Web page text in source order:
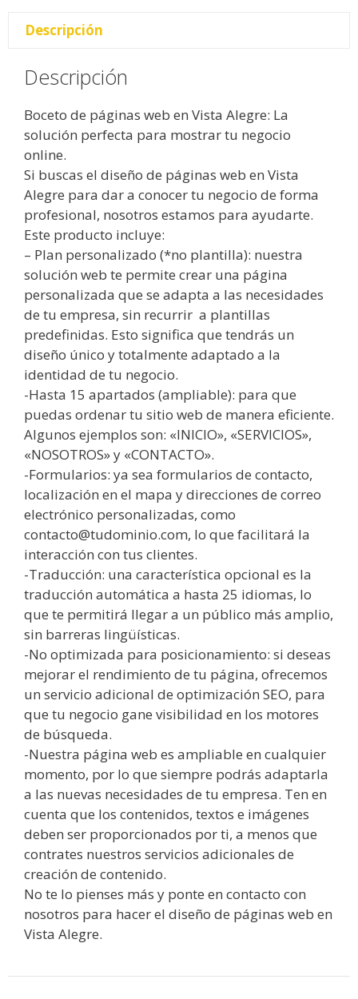
Descripción
Descripción
Boceto de páginas web en Vista Alegre: La
solución perfecta para mostrar tu negocio
online.
Si buscas el diseño de páginas web en Vista
Alegre para dar a conocer tu negocio de forma
profesional, nosotros estamos para ayudarte.
Este producto incluye:
– Plan personalizado (*no plantilla): nuestra
solución web te permite crear una página
personalizada que se adapta a las necesidades
de tu empresa, sin recurrir a plantillas
predefinidas. Esto significa que tendrás un
diseño único y totalmente adaptado a la
identidad de tu negocio.
-Hasta 15 apartados (ampliable): para que
puedas ordenar tu sitio web de manera eficiente.
Algunos ejemplos son: «INICIO», «SERVICIOS»,
«NOSOTROS» y «CONTACTO».
-Formularios: ya sea formularios de contacto,
localización en el mapa y direcciones de correo
electrónico personalizadas, como
contacto@tudominio.com, lo que facilitará la
interacción con tus clientes.
-Traducción: una característica opcional es la
traducción automática a hasta 25 idiomas, lo
que te permitirá llegar a un público más amplio,
sin barreras lingüísticas.
-No optimizada para posicionamiento: si deseas
mejorar el rendimiento de tu página, ofrecemos
un servicio adicional de optimización SEO, para
que tu negocio gane visibilidad en los motores
de búsqueda.
-Nuestra página web es ampliable en cualquier
momento, por lo que siempre podrás adaptarla
a las nuevas necesidades de tu empresa. Ten en
cuenta que los contenidos, textos e imágenes
deben ser proporcionados por ti, a menos que
contrates nuestros servicios adicionales de
creación de contenido.
No te lo pienses más y ponte en contacto con
nosotros para hacer el diseño de páginas web en
Vista Alegre.